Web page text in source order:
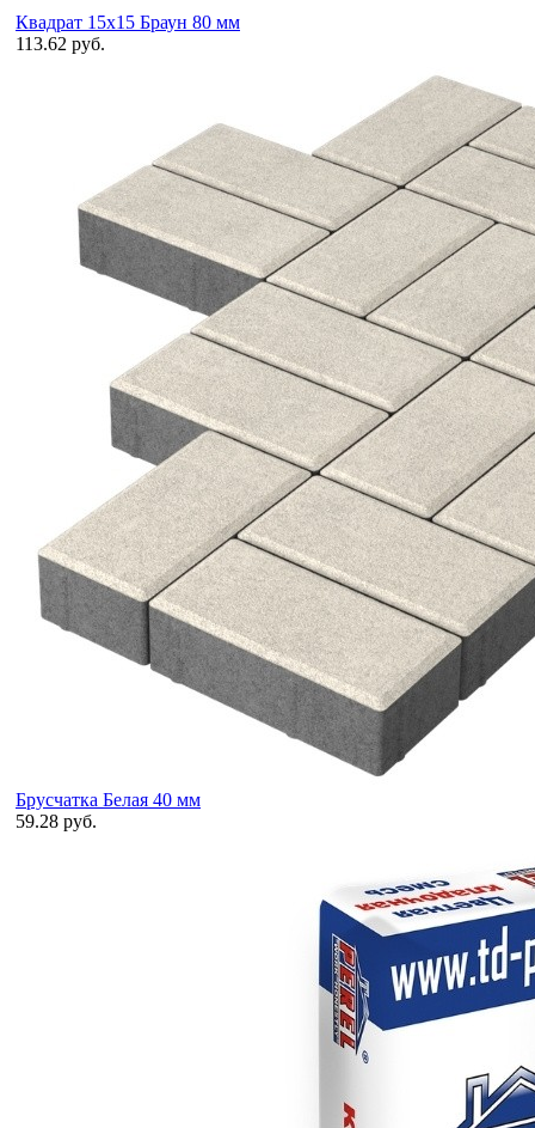
Квадрат 15х15 Браун 80 мм
113.62 руб.
Брусчатка Белая 40 мм
59.28 руб.